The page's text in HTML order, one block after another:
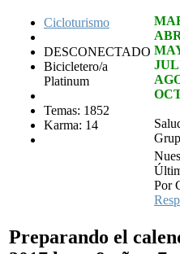
Cicloturismo
DESCONECTADO
Bicicletero/a
Platinum
Temas: 1852
Karma: 14
Por
Preparando el